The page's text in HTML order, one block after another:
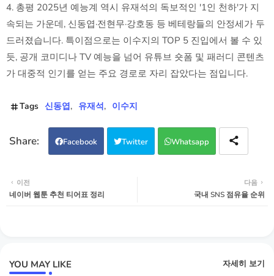
4. 총평 2025년 예능계 역시 유재석의 독보적인 '1인 천하'가 지
속되는 가운데, 신동엽·전현무·강호동 등 베테랑들의 안정세가 두
드러졌습니다. 특이점으로는 이수지의 TOP 5 진입에서 볼 수 있
듯, 공개 코미디나 TV 예능을 넘어 유튜브 숏폼 및 패러디 콘텐츠
가 대중적 인기를 얻는 주요 경로로 자리 잡았다는 점입니다.
Tags 신동엽 유재석 이수지
Facebook Twitter Whatsapp
다음
국내 SNS 점유율 순위
이전
네이버 웹툰 추천 티어표 정리
YOU MAY LIKE 자세히 보기